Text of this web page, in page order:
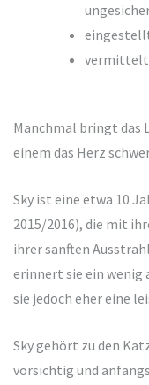
vermittelt
Manchmal bringt das
einem das Herz
Sky ist eine etwa 10
2015/2016), die mit
ihrer sanften
erinnert sie ein wenig
sie jedoch eher eine
Sky gehört zu den
vorsichtig und